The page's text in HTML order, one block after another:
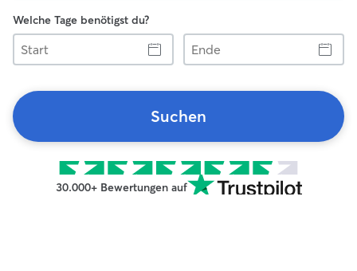
Welche Tage benötigst du?
Start
Ende
Suchen
30.000+ Bewertungen auf